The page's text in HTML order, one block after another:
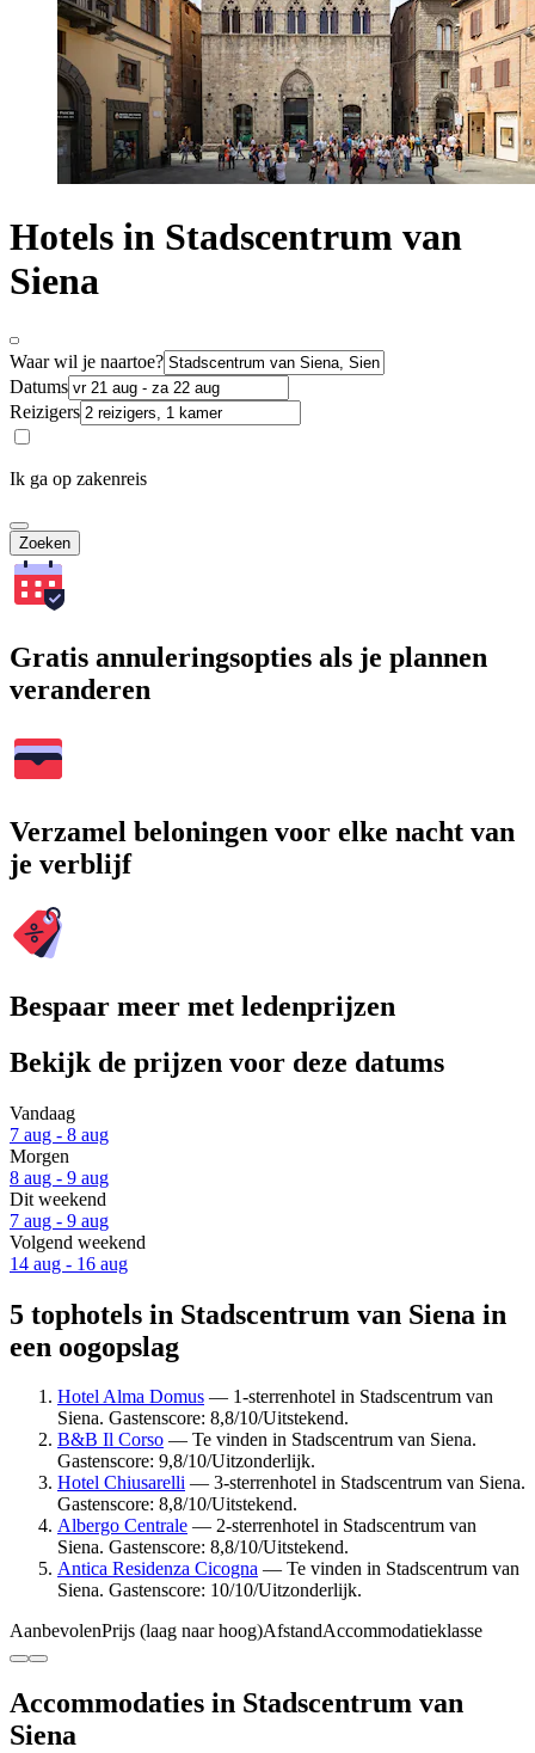
Hotels in Stadscentrum van
Siena
Waar wil je naartoe?
Datums
Reizigers
Ik ga op zakenreis
Zoeken
Gratis annuleringsopties als je plannen
veranderen
Verzamel beloningen voor elke nacht van
je verblijf
Bespaar meer met ledenprijzen
Bekijk de prijzen voor deze datums
Vandaag
7 aug - 8 aug
Morgen
8 aug - 9 aug
Dit weekend
7 aug - 9 aug
Volgend weekend
14 aug - 16 aug
5 tophotels in Stadscentrum van Siena in
een oogopslag
Hotel Alma Domus — 1-sterrenhotel in Stadscentrum van
Siena. Gastenscore: 8,8/10/Uitstekend.
B&B Il Corso — Te vinden in Stadscentrum van Siena.
Gastenscore: 9,8/10/Uitzonderlijk.
Hotel Chiusarelli — 3-sterrenhotel in Stadscentrum van Siena.
Gastenscore: 8,8/10/Uitstekend.
Albergo Centrale — 2-sterrenhotel in Stadscentrum van
Siena. Gastenscore: 8,8/10/Uitstekend.
Antica Residenza Cicogna — Te vinden in Stadscentrum van
Siena. Gastenscore: 10/10/Uitzonderlijk.
AanbevolenPrijs (laag naar hoog)AfstandAccommodatieklasse
Accommodaties in Stadscentrum van
Siena